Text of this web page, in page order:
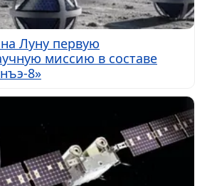
Луну первую
миссию в составе
8»